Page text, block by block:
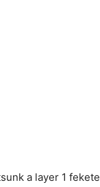
a layer 1 fekete